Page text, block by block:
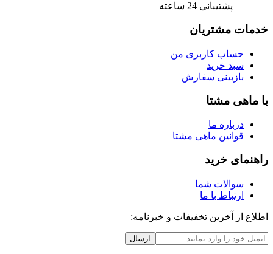
پشتیبانی 24 ساعته
خدمات مشتریان
حساب کاربری من
سبد خرید
بازبینی سفارش
با ماهی مشتا
درباره ما
قوانین ماهی مشتا
راهنمای خرید
سوالات شما
ارتباط با ما
اطلاع از آخرین تخفیفات و خبرنامه:
ارسال